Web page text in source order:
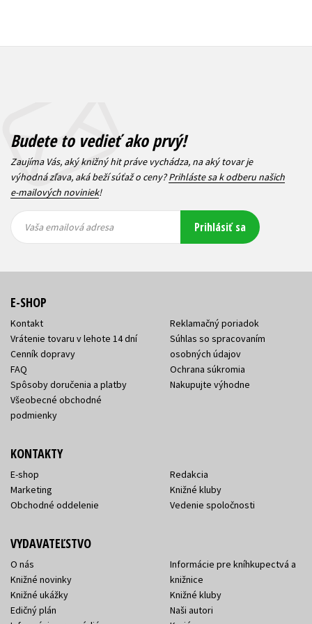
Budete to vedieť ako prvý!
Zaujíma Vás, aký knižný hit práve vychádza, na aký tovar je
výhodná zľava, aká beží súťaž o ceny?Prihláste sa k odberu našich
e-mailových noviniek!
emailová
emailová
Vaša emailová adresa Prihlásiť sa
E-SHOP
Kontakt
Vrátenie tovaru v lehote 14 dní
Cenník dopravy
FAQ
Spôsoby doručenia a platby
Všeobecné obchodné
podmienky
Reklamačný poriadok
Súhlas so spracovaním
osobných údajov
Ochrana súkromia
Nakupujte výhodne
KONTAKTY
E-shop
Marketing
Obchodné oddelenie
Redakcia
Knižné kluby
Vedenie spoločnosti
VYDAVATEĽSTVO
O nás
Knižné novinky
Knižné ukážky
Edičný plán
Informácie pre kníhkupectvá a
knižnice
Knižné kluby
Naši autori